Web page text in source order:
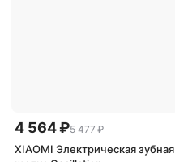
4 564 ₽5 477 ₽
XIAOMI Электрическая зубная